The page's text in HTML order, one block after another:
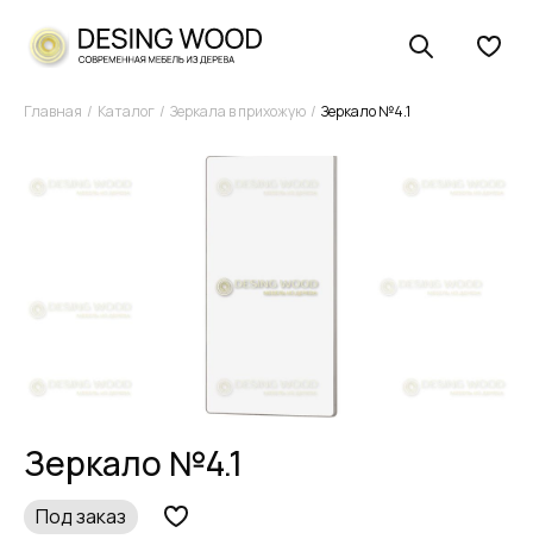
Главная Каталог Зеркала в прихожую Зеркало №4.1
Зеркало №4.1
Под заказ